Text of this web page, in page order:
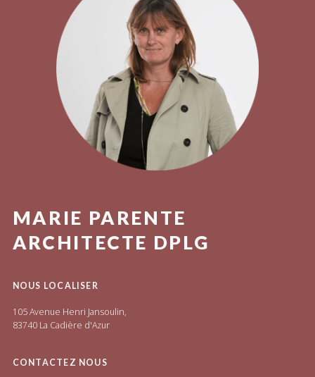
MARIE PARENTE
ARCHITECTE DPLG
NOUS LOCALISER
105 Avenue Henri Jansoulin,
83740 La Cadière d'Azur
CONTACTEZ NOUS